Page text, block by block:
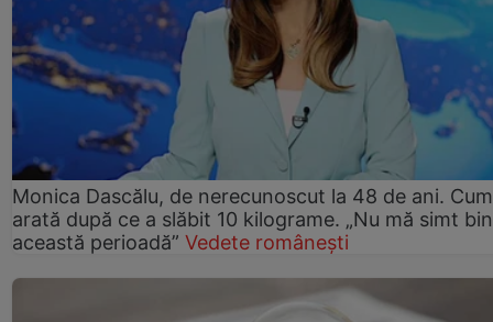
Monica Dascălu, de nerecunoscut la 48 de ani. Cum
arată după ce a slăbit 10 kilograme. „Nu mă simt
această perioadă” Vedete românești